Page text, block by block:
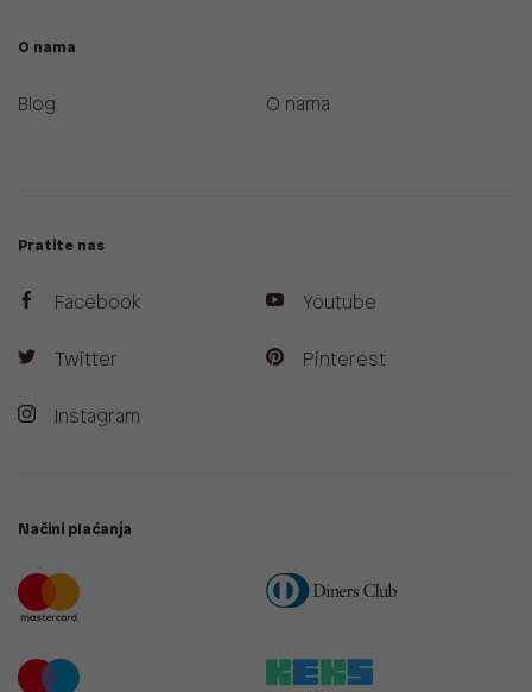
O nama
Blog O nama
Pratite nas
Facebook
Twitter
Instagram
Youtube
Pinterest
Načini plaćanja